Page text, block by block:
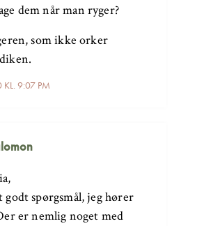
9:07 PM
dem når man ryger?
som ikke orker
godt spørgsmål, jeg hører
er nemlig noget med